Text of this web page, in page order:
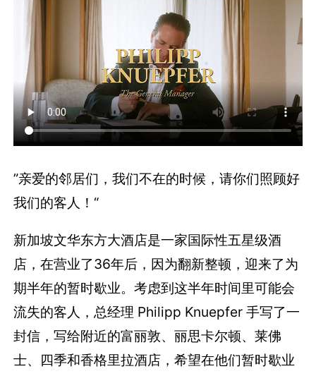
”亲爱的邻居们，我们不在的时候，请你们照顾好
我们的客人！“
新加坡文华东方大酒店是一家国际性五星级酒
店，在营业了36年后，因为翻新整顿，迎来了为
期半年的暂时歇业。考虑到这半年时间里可能会
流失的客人，总经理 Philipp Knuepfer 手写了一
封信，写给附近的富丽敦、丽思卡尔顿、莱佛
士、四季和香格里拉酒店，希望在他们暂时歇业